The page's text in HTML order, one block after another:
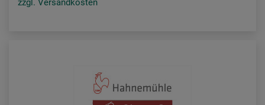
zzgl. Versandkosten